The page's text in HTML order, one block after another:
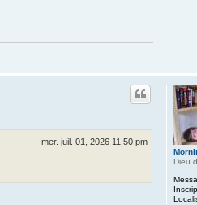
Dieu
mer. juil. 01, 2026 11:50 pm